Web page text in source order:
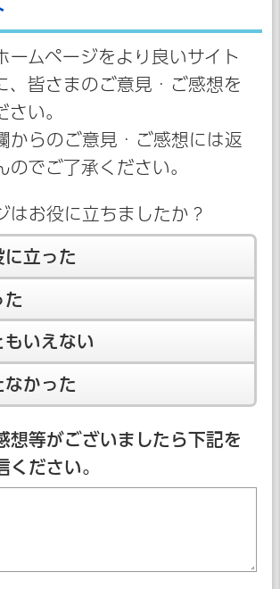
ームページをより良いサイト
、皆さまのご意見・ご感想を
さい。
からのご意見・ご感想には返
のでご了承ください。
はお役に立ちましたか？
に立った
た
もいえない
なかった
想等がございましたら下記を
ください。